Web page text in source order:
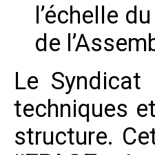
l’échelle
de
Le Syndicat
techniques
structure.